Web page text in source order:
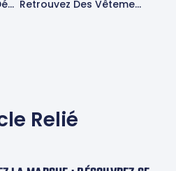
Les Prix ClassPass : Découvrez Les Meilleurs Studios De Fitness Et Expériences Bien-Être En France
Retrouvez Des Vêtements De Sport Alliant Esthétique Et Fonctionnalité Pour Une Remise En Forme Réussie!
Relié